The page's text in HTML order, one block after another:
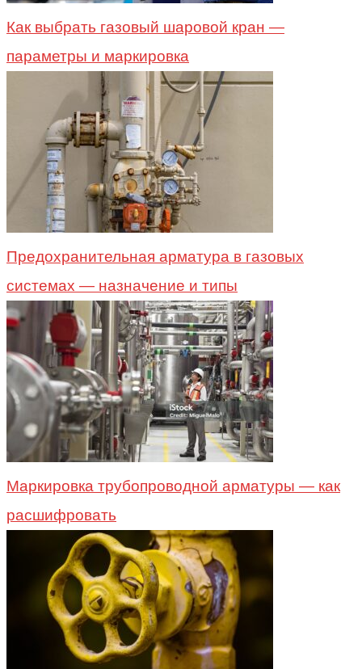
Как выбрать газовый шаровой кран —
параметры и маркировка
Предохранительная арматура в газовых
системах — назначение и типы
Маркировка трубопроводной арматуры — как
расшифровать